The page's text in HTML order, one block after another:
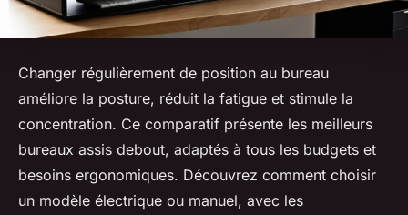
Changer régulièrement de position au bureau
améliore la posture, réduit la fatigue et stimule la
concentration. Ce comparatif présente les meilleurs
bureaux assis debout, adaptés à tous les budgets et
besoins ergonomiques. Découvrez comment choisir
un modèle électrique ou manuel, avec les